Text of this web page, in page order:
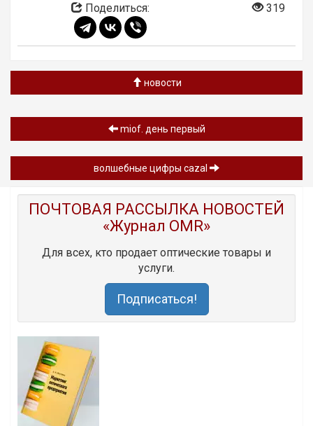
Поделиться:
319
новости
miof. день первый
волшебные цифры cazal
ПОЧТОВАЯ РАССЫЛКА НОВОСТЕЙ
«Журнал OMR»
Для всех, кто продает оптические товары и
услуги.
Подписаться!